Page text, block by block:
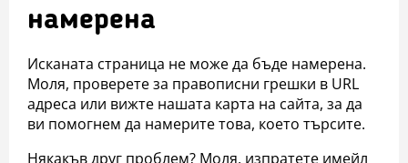
намерена
Исканата страница не може да бъде намерена.
Моля, проверете за правописни грешки в URL
адреса или вижте нашата карта на сайта, за да
ви помогнем да намерите това, което търсите.
Някакъв друг проблем? Моля, изпратете имейл